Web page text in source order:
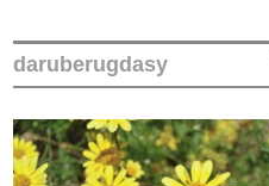
daruberugdasy